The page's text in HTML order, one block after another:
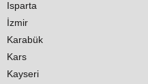
Isparta
İzmir
Karabük
Kars
Kayseri